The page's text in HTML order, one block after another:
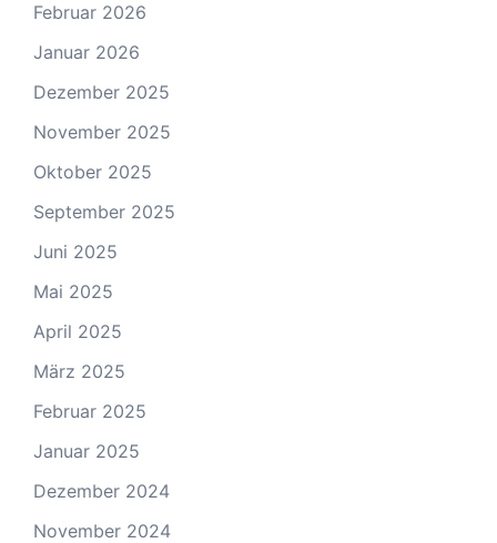
Februar 2026
Januar 2026
Dezember 2025
November 2025
Oktober 2025
September 2025
Juni 2025
Mai 2025
April 2025
März 2025
Februar 2025
Januar 2025
Dezember 2024
November 2024